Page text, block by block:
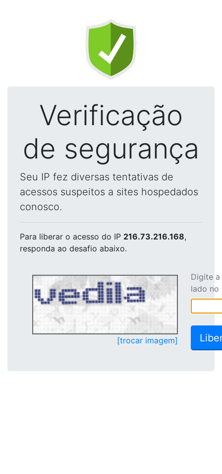
Verificação
de segurança
Seu IP fez diversas tentativas de
acessos suspeitos a sites hospedados
conosco.
Para liberar o acesso do IP 216.73.216.168,
responda ao desafio abaixo.
[trocar imagem]
Digite
lado no